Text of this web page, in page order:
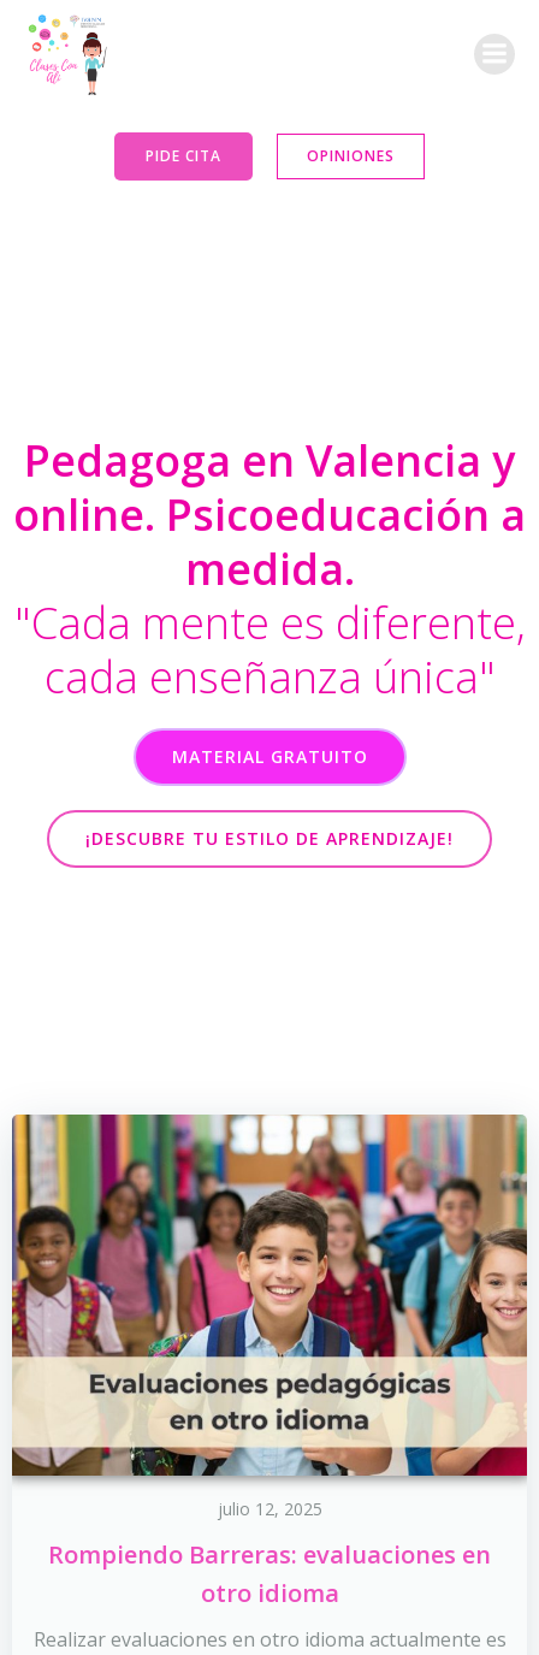
PIDE CITA OPINIONES
Pedagoga en Valencia y
online. Psicoeducación a
medida.
"Cada mente es diferente,
cada enseñanza única"
MATERIAL GRATUITO
¡DESCUBRE TU ESTILO DE APRENDIZAJE!
julio 12, 2025
Rompiendo Barreras: evaluaciones en
otro idioma
Realizar evaluaciones en otro idioma actualmente es